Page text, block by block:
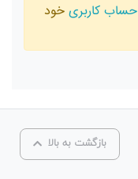
حساب کاربری خود
بازگشت به بالا